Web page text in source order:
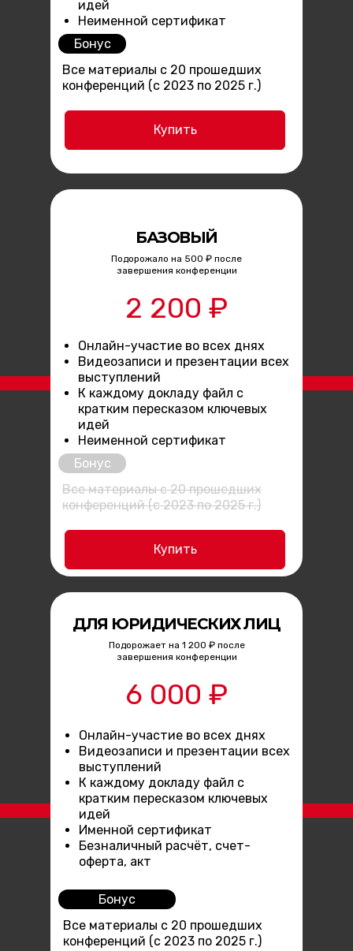
Все материалы с 20 прошедших
конференций (с 2023 по 2025 г.)
Бонус
Онлайн-участие во всех днях
Видеозаписи и презентации всех
выступлений
К каждому докладу файл с
кратким пересказом ключевых
идей
Именной сертификат
Безналичный расчёт, счет-
оферта, акт
6 000 ₽
Подорожает на 1 200 ₽ после
завершения конференции
ДЛЯ ЮРИДИЧЕСКИХ ЛИЦ
Купить
Все материалы с 20 прошедших
конференций (с 2023 по 2025 г.)
Бонус
Онлайн-участие во всех днях
Видеозаписи и презентации всех
выступлений
К каждому докладу файл с
кратким пересказом ключевых
идей
Неименной сертификат
2 200 ₽
Подорожало на 500 ₽ после
завершения конференции
БАЗОВЫЙ
Купить
Все материалы с 20 прошедших
конференций (с 2023 по 2025 г.)
Бонус
идей
Неименной сертификат